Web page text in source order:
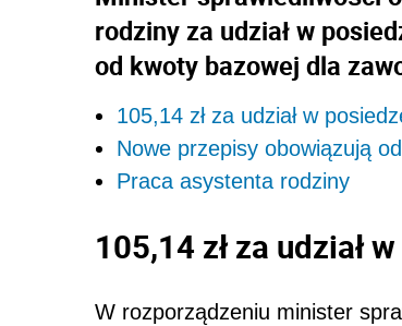
rodziny za udział w
od kwoty bazowej dla
105,14 zł za udział w
Nowe przepisy obowiązują
Praca asystenta rodziny
105,14 zł za udział
W rozporządzeniu minister